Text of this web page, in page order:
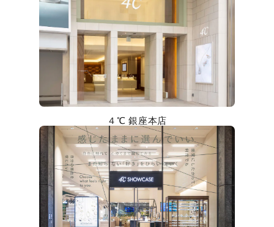
カテゴリー すべてのジュエリー
ファッションテイスト
４℃ 銀座本店